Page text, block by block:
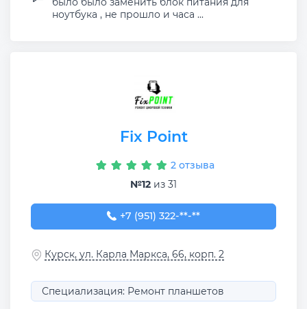
ноутбука , не прошло и часа ...
Fix Point
2 отзыва
№12 из 31
+7 (951) 322-23-32
+7 (951) 322-**-**
Курск, ул. Карла Маркса, 66, корп. 2
Специализация: Ремонт планшетов